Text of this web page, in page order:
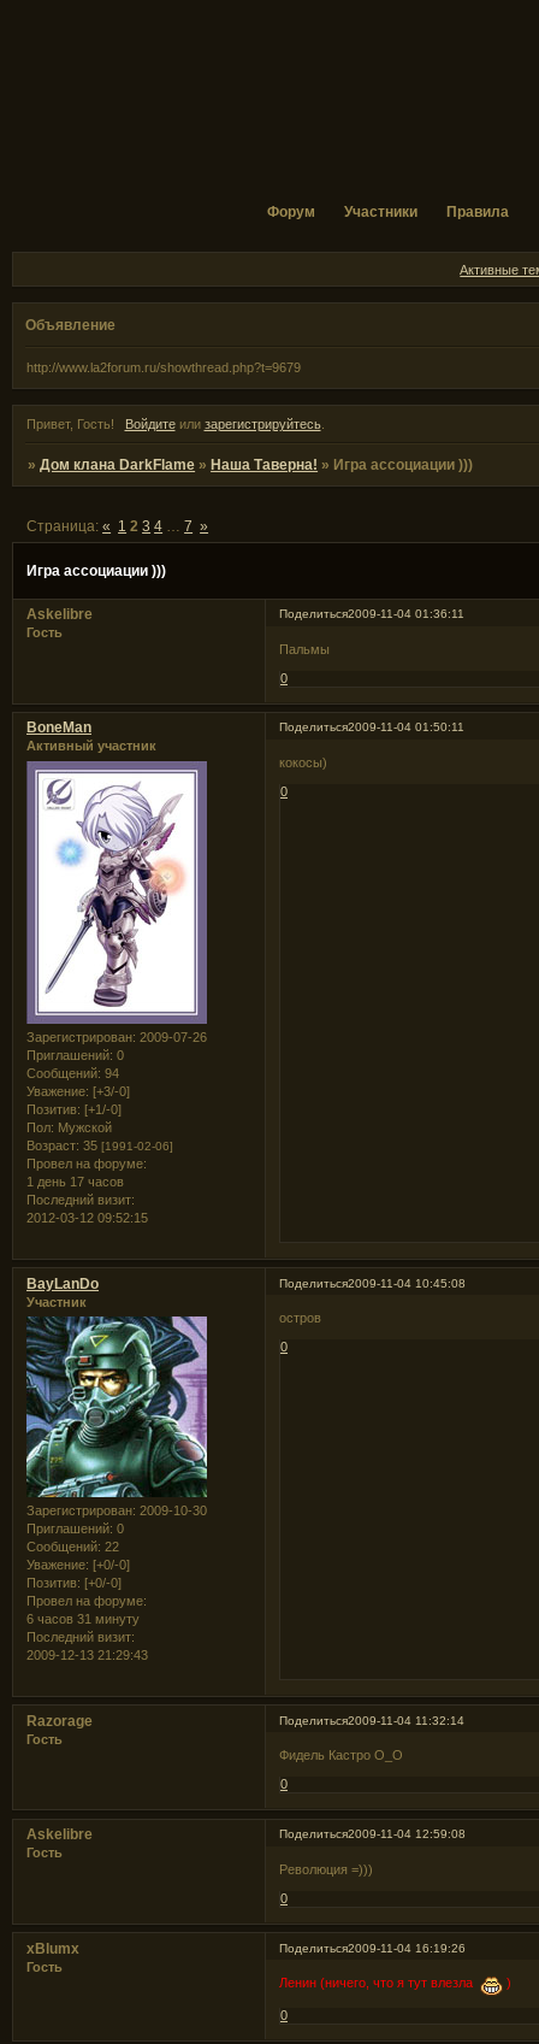
Форум Участники Правила
Активные
Объявление
http://www.la2forum.ru/showthread.php?t=9679
Привет, Гость! Войдитеили зарегистрируйтесь.
»Дом клана DarkFlame »Наша Таверна! » Игра ассоциации )))
Игра ассоциации )))
Страница:« 1 2 3 4 … 7 »
Поделиться2009-11-04 01:36:11
Askelibre
Гость
Пальмы
0
Поделиться2009-11-04 01:50:11
BoneMan
Активный участник
Зарегистрирован: 2009-07-26
Приглашений: 0
Сообщений: 94
Уважение: [+3/-0]
Позитив: [+1/-0]
Пол: Мужской
Возраст: 35 [1991-02-06]
Провел на форуме:
1 день 17 часов
Последний визит:
2012-03-12 09:52:15
кокосы)
0
Поделиться2009-11-04 10:45:08
BayLanDo
Участник
Зарегистрирован: 2009-10-30
Приглашений: 0
Сообщений: 22
Уважение: [+0/-0]
Позитив: [+0/-0]
Провел на форуме:
6 часов 31 минуту
Последний визит:
2009-12-13 21:29:43
остров
0
Поделиться2009-11-04 11:32:14
Razorage
Гость
Фидель Кастро О_О
0
Поделиться2009-11-04 12:59:08
Askelibre
Гость
Революция =)))
0
Поделиться2009-11-04 16:19:26
xBlumx
Гость
Ленин (ничего, что я тут влезла
)
0